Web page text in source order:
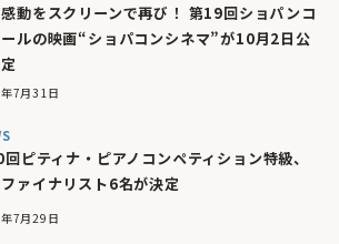
動をスクリーンで再び！ 第19回ショパンコ
ルの映画“ショパコンシネマ”が10月2日公
7月31日
ピティナ・ピアノコンペティション特級、
ァイナリスト6名が決定
7月29日